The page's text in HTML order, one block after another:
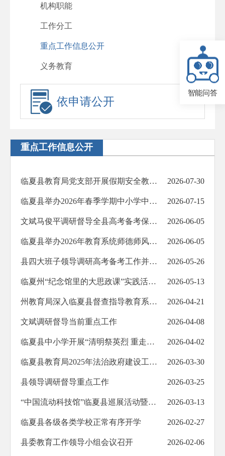
机构职能
工作分工
重点工作信息公开
义务教育
依申请公开
重点工作信息公开
临夏县教育局党支部开展假期安全教育进社区志愿服务活动 2026-07-30
临夏县举办2026年春季学期中小学中层干部赴济南高新区跟岗学习汇报会 2026-07-15
文斌马俊平调研督导全县高考备考保障工作 2026-06-05
临夏县举办2026年教育系统师德师风主题演讲比赛 2026-06-05
县四大班子领导调研高考备考工作并看望慰问高三教师 2026-05-26
临夏州“纪念馆里的大思政课”实践活动在临夏县举行 2026-05-13
州教育局深入临夏县督查指导教育系统安全生产风险隐患排查整治“百日攻坚”行动工作 2026-04-21
文斌调研督导当前重点工作 2026-04-08
临夏县中小学开展“清明祭英烈 重走长征路”主题教育活动 2026-04-02
临夏县教育局2025年法治政府建设工作报告 2026-03-30
县领导调研督导重点工作 2026-03-25
“中国流动科技馆”临夏县巡展活动暨2026年临夏州科普大篷车社会化运行启动仪式举行 2026-03-13
临夏县各级各类学校正常有序开学 2026-02-27
县委教育工作领导小组会议召开 2026-02-06
智能问答